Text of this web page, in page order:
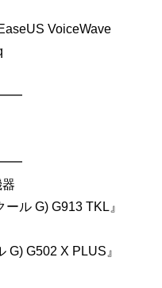
VoiceWave
ル G) G913 TKL』
G) G502 X PLUS』